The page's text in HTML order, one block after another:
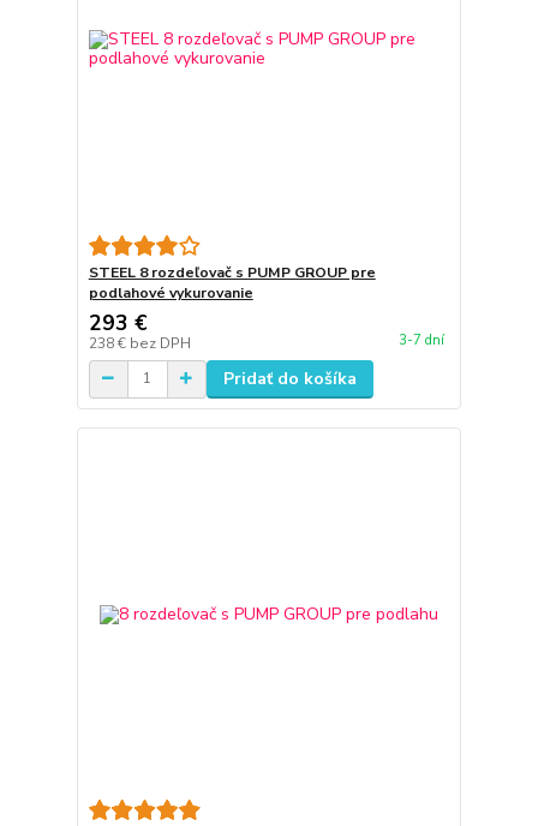
STEEL 8 rozdeľovač s PUMP GROUP pre
podlahové vykurovanie
293 €
238 € bez DPH 3-7 dní
Pridať do košíka